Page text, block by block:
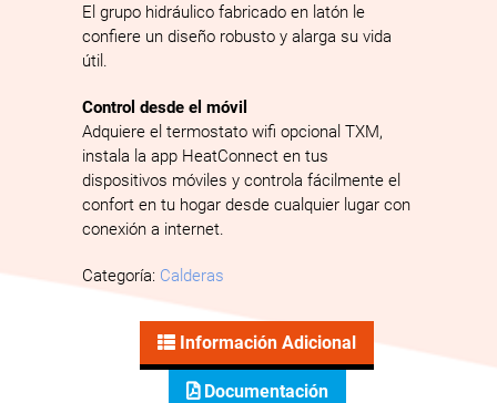
El grupo hidráulico fabricado en latón le
confiere un diseño robusto y alarga su vida
útil.
Control desde el móvil
Adquiere el termostato wifi opcional TXM,
instala la app HeatConnect en tus
dispositivos móviles y controla fácilmente el
confort en tu hogar desde cualquier lugar con
conexión a internet.
Categoría: Calderas
Información Adicional
Documentación